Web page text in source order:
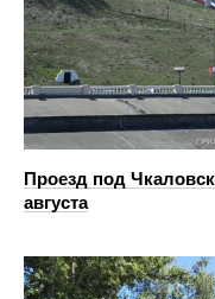
Проезд под
августа